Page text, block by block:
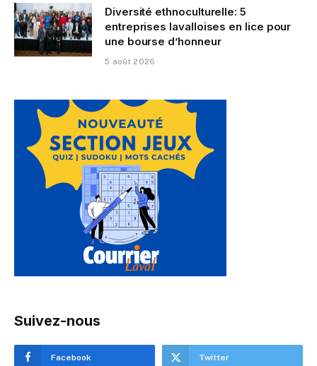
Diversité ethnoculturelle: 5
entreprises lavalloises en lice pour
une bourse d’honneur
5 août 2026
Suivez-nous
Facebook Twitter